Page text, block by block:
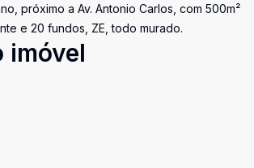
próximo a Av. Antonio Carlos, com 500m²
e 20 fundos, ZE, todo murado.
imóvel